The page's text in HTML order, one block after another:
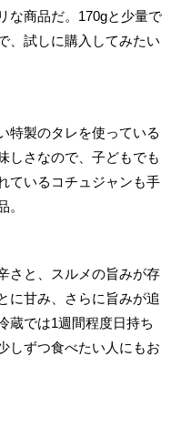
な商品だ。170gと少量で
、試しに購入してみたい
特製のタレを使っている
しさなので、子どもでも
ているコチュジャンも手
。
さと、スルメの旨みが存
に甘み、さらに旨みが追
蔵では1週間程度日持ち
しずつ食べたい人にもお